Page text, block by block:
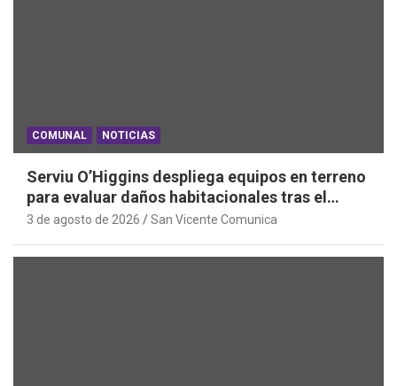
COMUNAL NOTICIAS
Serviu O’Higgins despliega equipos en terreno
para evaluar daños habitacionales tras el
Sistema Frontal
3 de agosto de 2026 San Vicente Comunica